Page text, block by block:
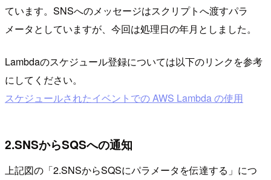
ています。SNSへのメッセージはスクリプトへ渡すパラ
メータとしていますが、今回は処理日の年月としました。
Lambdaのスケジュール登録については以下のリンクを参考
にしてください。
スケジュールされたイベントでの AWS Lambda の使用
2.SNSからSQSへの通知
上記図の「2.SNSからSQSにパラメータを伝達する」につ